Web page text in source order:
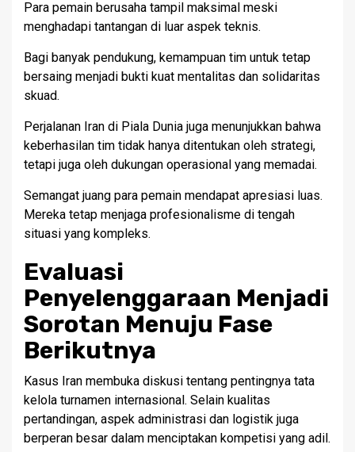
Para pemain berusaha tampil maksimal meski
menghadapi tantangan di luar aspek teknis.
Bagi banyak pendukung, kemampuan tim untuk tetap
bersaing menjadi bukti kuat mentalitas dan solidaritas
skuad.
Perjalanan Iran di Piala Dunia juga menunjukkan bahwa
keberhasilan tim tidak hanya ditentukan oleh strategi,
tetapi juga oleh dukungan operasional yang memadai.
Semangat juang para pemain mendapat apresiasi luas.
Mereka tetap menjaga profesionalisme di tengah
situasi yang kompleks.
Evaluasi
Penyelenggaraan Menjadi
Sorotan Menuju Fase
Berikutnya
Kasus Iran membuka diskusi tentang pentingnya tata
kelola turnamen internasional. Selain kualitas
pertandingan, aspek administrasi dan logistik juga
berperan besar dalam menciptakan kompetisi yang adil.